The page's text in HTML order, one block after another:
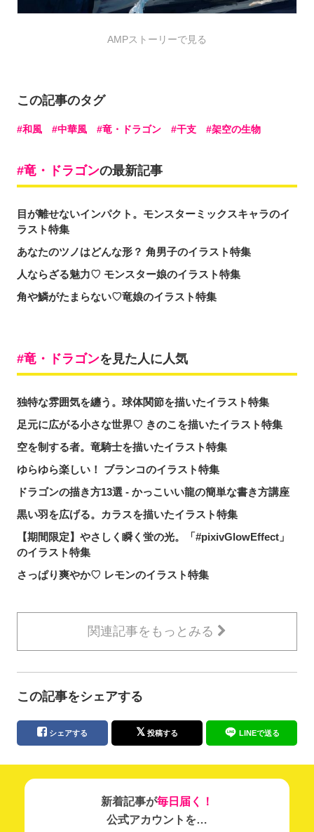
AMPストーリーで見る
この記事のタグ
和風 中華風 竜・ドラゴン 干支 架空の生物
竜・ドラゴンの最新記事
目が離せないインパクト。モンスターミックスキャラのイ
ラスト特集
あなたのツノはどんな形？ 角男子のイラスト特集
人ならざる魅力♡ モンスター娘のイラスト特集
角や鱗がたまらない♡竜娘のイラスト特集
竜・ドラゴンを見た人に人気
独特な雰囲気を纏う。球体関節を描いたイラスト特集
足元に広がる小さな世界♡ きのこを描いたイラスト特集
空を制する者。竜騎士を描いたイラスト特集
ゆらゆら楽しい！ ブランコのイラスト特集
ドラゴンの描き方13選 - かっこいい龍の簡単な書き方講座
黒い羽を広げる。カラスを描いたイラスト特集
【期間限定】やさしく瞬く蛍の光。「#pixivGlowEffect」
のイラスト特集
さっぱり爽やか♡ レモンのイラスト特集
関連記事をもっとみる
この記事をシェアする
シェアする 投稿する LINEで送る
新着記事が毎日届く！
公式アカウントを…